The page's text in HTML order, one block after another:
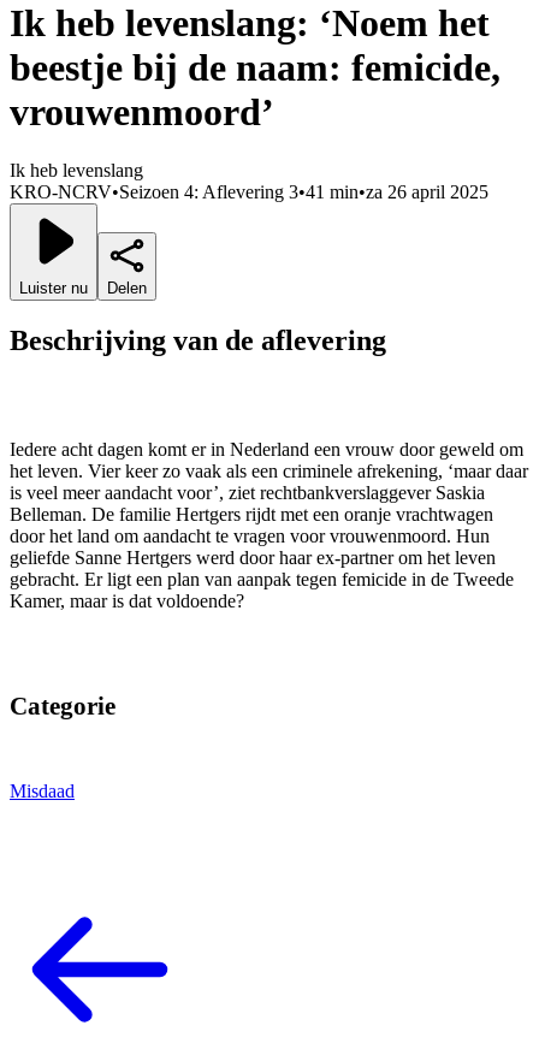
Ik heb levenslang: ‘Noem het
beestje bij de naam: femicide,
vrouwenmoord’
Ik heb levenslang
KRO-NCRV•Seizoen 4: Aflevering 3•41 min•za 26 april 2025
Luister nu Delen
Beschrijving van de aflevering
Iedere acht dagen komt er in Nederland een vrouw door geweld om
het leven. Vier keer zo vaak als een criminele afrekening, ‘maar daar
is veel meer aandacht voor’, ziet rechtbankverslaggever Saskia
Belleman. De familie Hertgers rijdt met een oranje vrachtwagen
door het land om aandacht te vragen voor vrouwenmoord. Hun
geliefde Sanne Hertgers werd door haar ex-partner om het leven
gebracht. Er ligt een plan van aanpak tegen femicide in de Tweede
Kamer, maar is dat voldoende?
Categorie
Misdaad